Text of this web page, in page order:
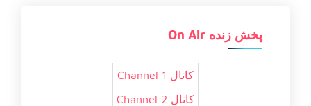
پخش زنده On Air
کانال 1 Channel
کانال 2 Channel